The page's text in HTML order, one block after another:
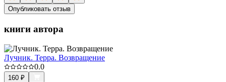
Опубликовать отзыв
книги автора
Лучник. Терра. Возвращение
0.0
160 ₽